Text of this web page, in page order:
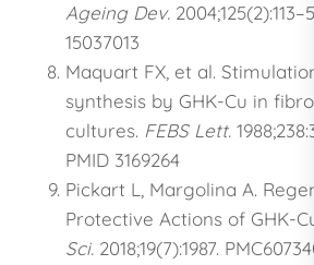
Ageing Dev.
15037013
Maquart FX, et al.
synthesis by GHK-Cu in
cultures. FEBS Lett.
PMID 3169264
Pickart L, Margolina A.
Protective Actions of GHK-
Sci. 2018;19(7):1987.